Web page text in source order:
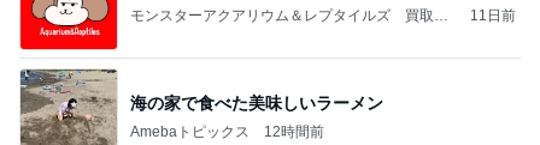
モンスターアクアリウム＆レプタイルズ 買取販
11日前
海の家で食べた美味しいラーメン
Amebaトピックス 12時間前